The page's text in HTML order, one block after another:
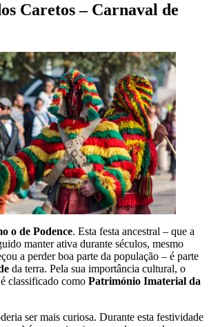
Caretos – Carnaval de
o de Podence. Esta festa ancestral – que a
manter ativa durante séculos, mesmo
a perder boa parte da população – é parte
da terra. Pela sua importância cultural, o
classificado como Património Imaterial da
ser mais curiosa. Durante esta festividade